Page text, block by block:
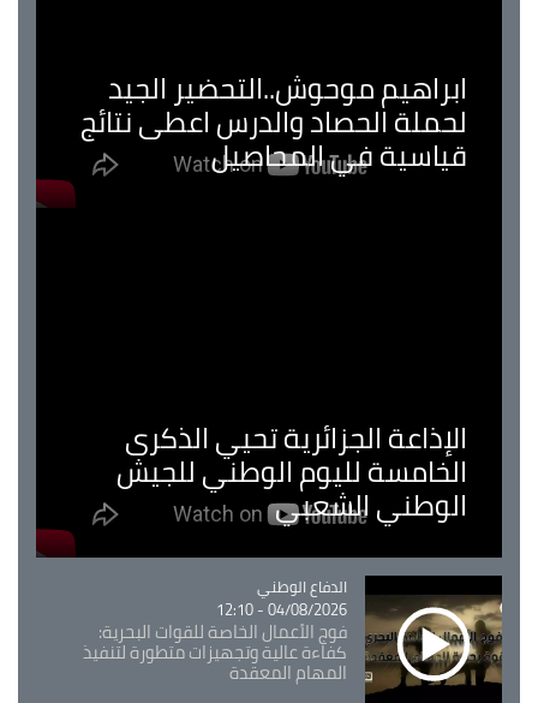
ابراهيم موحوش..التحضير الجيد
لحملة الحصاد والدرس اعطى نتائج
قياسية في المحاصيل
الإذاعة الجزائرية تحيي الذكرى
الخامسة لليوم الوطني للجيش
الوطني الشعبي
Catégorie
الدفاع الوطني
04/08/2026 - 12:10
فوج الأعمال الخاصة للقوات البحرية:
كفاءة عالية وتجهيزات متطورة لتنفيذ
المهام المعقدة